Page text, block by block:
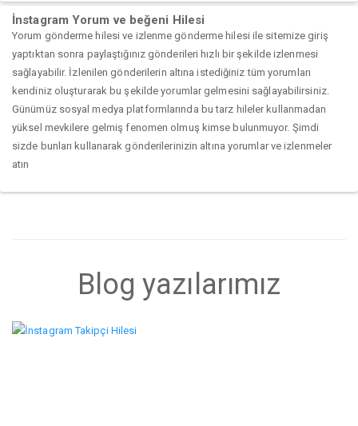
İnstagram Yorum ve beğeni Hilesi
Yorum gönderme hilesi ve izlenme gönderme hilesi ile sitemize giriş
yaptıktan sonra paylaştığınız gönderileri hızlı bir şekilde izlenmesi
sağlayabilir. İzlenilen gönderilerin altına istediğiniz tüm yorumları
kendiniz oluşturarak bu şekilde yorumlar gelmesini sağlayabilirsiniz.
Günümüz sosyal medya platformlarında bu tarz hileler kullanmadan
yüksel mevkilere gelmiş fenomen olmuş kimse bulunmuyor. Şimdi
sizde bunları kullanarak gönderilerinizin altına yorumlar ve izlenmeler
atın
Blog yazılarımız